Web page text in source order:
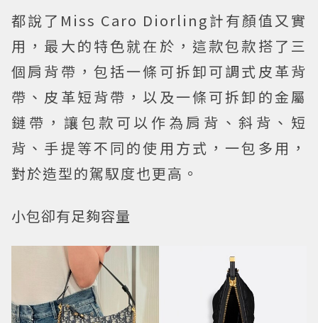
都說了Miss Caro Diorling計有顏值又實
用，最大的特色就在於，這款包款搭了三
個肩背帶，包括一條可拆卸可調式皮革背
帶、皮革短背帶，以及一條可拆卸的金屬
鏈帶，讓包款可以作為肩背、斜背、短
背、手提等不同的使用方式，一包多用，
對於造型的駕馭度也更高。
小包卻有足夠容量